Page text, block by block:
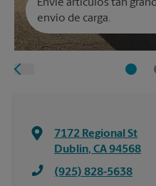
Envíe artículos tan
envío de carga.
7172 Regional St
Dublin, CA94568
(925) 828-5638